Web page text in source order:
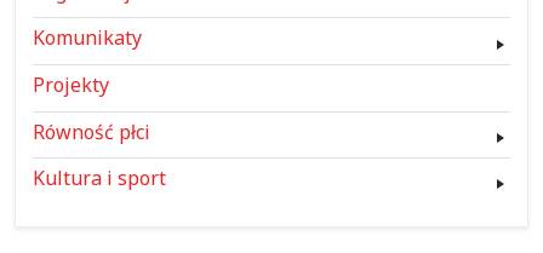
Komunikaty
Projekty
Równość płci
Kultura i sport